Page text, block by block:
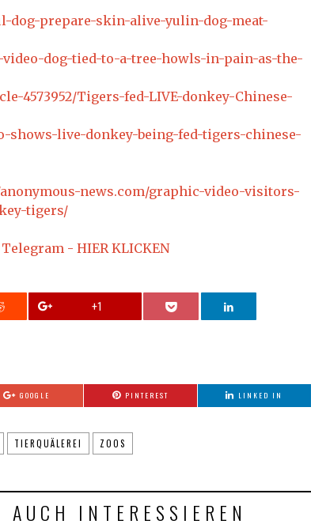
dog-prepare-skin-alive-yulin-dog-meat-
dog-tied-to-a-tree-howls-in-pain-as-the-
4573952/Tigers-fed-LIVE-donkey-Chinese-
shows-live-donkey-being-fed-tigers-chinese-
news.com/graphic-video-visitors-
tigers/
- HIER KLICKEN
+1
GOOGLE PINTEREST LINKED IN
TIERQUÄLEREI ZOOS
INTERESSIEREN